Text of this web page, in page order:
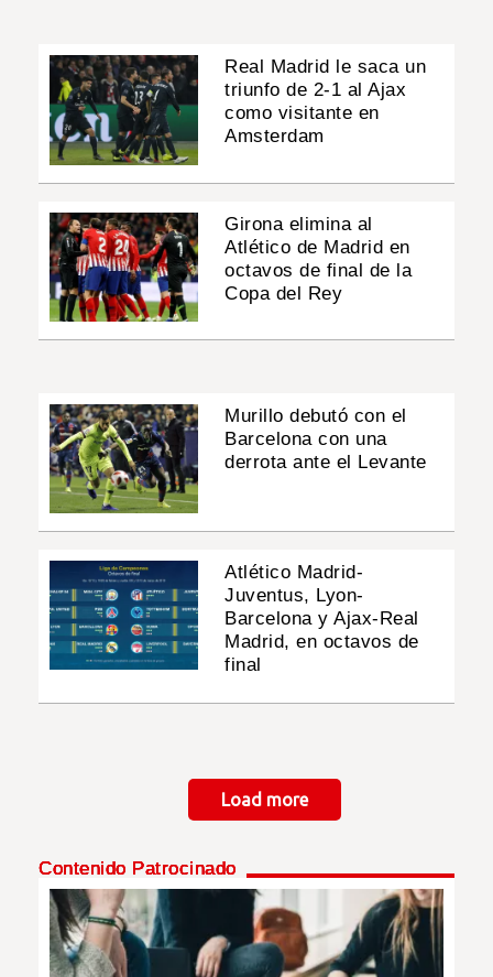
Real Madrid le saca un
triunfo de 2-1 al Ajax
como visitante en
Amsterdam
Girona elimina al
Atlético de Madrid en
octavos de final de la
Copa del Rey
Murillo debutó con el
Barcelona con una
derrota ante el Levante
Atlético Madrid-
Juventus, Lyon-
Barcelona y Ajax-Real
Madrid, en octavos de
final
Load more
Contenido Patrocinado